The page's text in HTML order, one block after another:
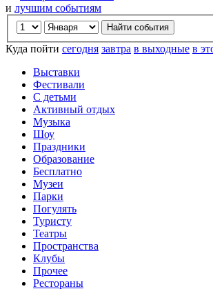
и лучшим событиям
Куда пойти сегодня завтра в выходные в
Выставки
Фестивали
С детьми
Активный отдых
Музыка
Шоу
Праздники
Образование
Бесплатно
Музеи
Парки
Погулять
Туристу
Театры
Пространства
Клубы
Прочее
Рестораны